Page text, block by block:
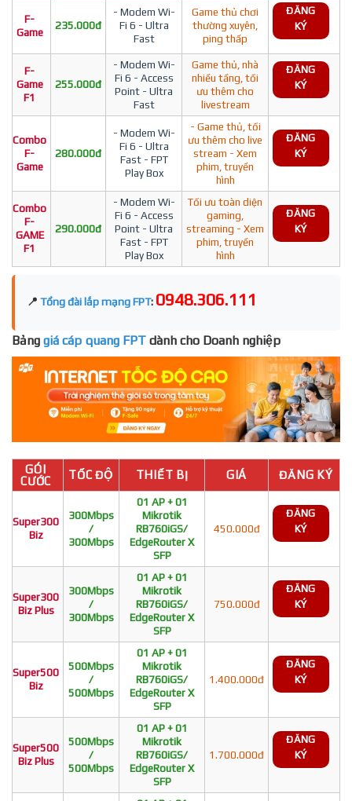
F-
Game
235.000đ
- Modem Wi-
Fi 6 - Ultra
Fast
Game thủ chơi
thường xuyên,
ping thấp
ĐĂNG
KÝ
F-
Game
F1
255.000đ
- Modem Wi-
Fi 6 - Access
Point - Ultra
Fast
Game thủ, nhà
nhiều tầng, tối
ưu thêm cho
livestream
ĐĂNG
KÝ
Combo
F-
Game
280.000đ
- Modem Wi-
Fi 6 - Ultra
Fast - FPT
Play Box
- Game thủ, tối
ưu thêm cho live
stream - Xem
phim, truyền
hình
ĐĂNG
KÝ
Combo
F-
GAME
F1
290.000đ
- Modem Wi-
Fi 6 - Access
Point - Ultra
Fast - FPT
Play Box
Tối ưu toàn diện
gaming,
streaming - Xem
phim, truyền
hình
ĐĂNG
KÝ
📍 Tổng đài lắp mạng FPT: 0948.306.111
Bảng giá cáp quang FPT dành cho Doanh nghiệp
GÓI
CƯỚC
TỐC ĐỘ THIẾT BỊ GIÁ ĐĂNG KÝ
Super300
Biz
300Mbps
/
300Mbps
01 AP + 01
Mikrotik
RB760iGS/
EdgeRouter X
SFP
450.000đ
ĐĂNG
KÝ
Super300
Biz Plus
300Mbps
/
300Mbps
01 AP + 01
Mikrotik
RB760iGS/
EdgeRouter X
SFP
750.000đ
ĐĂNG
KÝ
Super500
Biz
500Mbps
/
500Mbps
01 AP + 01
Mikrotik
RB760iGS/
EdgeRouter X
SFP
1.400.000đ
ĐĂNG
KÝ
Super500
Biz Plus
500Mbps
/
500Mbps
01 AP + 01
Mikrotik
RB760iGS/
EdgeRouter X
SFP
1.700.000đ
ĐĂNG
KÝ